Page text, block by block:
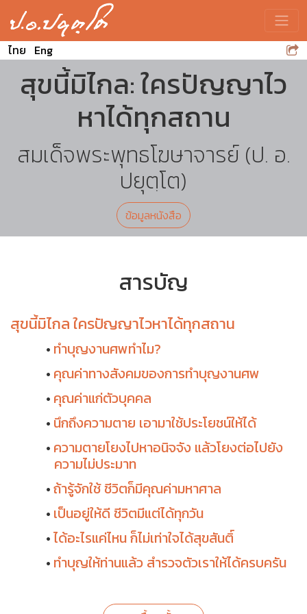
ไทย Eng
สุขนี้มิไกล: ใครปัญญาไว
หาได้ทุกสถาน
สมเด็จพระพุทธโฆษาจารย์ (ป. อ.
ปยุตฺโต)
ข้อมูลหนังสือ
สารบัญ
สุขนี้มิไกล ใครปัญญาไวหาได้ทุกสถาน
ทำบุญงานศพทำไม?
คุณค่าทางสังคมของการทำบุญงานศพ
คุณค่าแก่ตัวบุคคล
นึกถึงความตาย เอามาใช้ประโยชน์ให้ได้
ความตายโยงไปหาอนิจจัง แล้วโยงต่อไปยัง
ความไม่ประมาท
ถ้ารู้จักใช้ ชีวิตก็มีคุณค่ามหาศาล
เป็นอยู่ให้ดี ชีวิตมีแต่ได้ทุกวัน
ได้อะไรแค่ไหน ก็ไม่เท่าใจได้สุขสันติ์
ทำบุญให้ท่านแล้ว สำรวจตัวเราให้ได้ครบครัน